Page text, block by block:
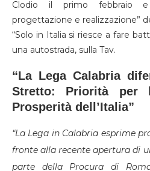
Clodio il primo febbraio e
progettazione e realizzazione”
“Solo in Italia si riesce a fare
una autostrada, sulla Tav.
“La Lega Calabria
Stretto: Priorità
Prosperità dell’Italia”
“La Lega in Calabria esprime
fronte alla recente apertura di
parte della Procura di